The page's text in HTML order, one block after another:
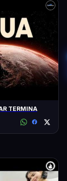
TERMINA